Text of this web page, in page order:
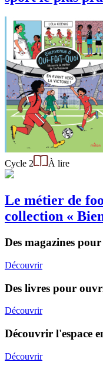
Cycle 2 À lire
Le métier de
collection «
Des magazines
Découvrir
Des livres pour
Découvrir
Découvrir l'espace
Découvrir